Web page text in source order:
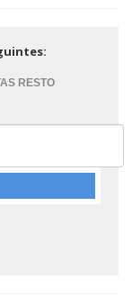
RESTO